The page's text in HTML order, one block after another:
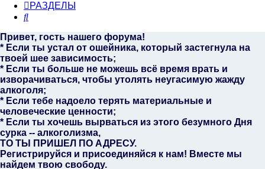
РАЗДЕЛЫ
Поиск
Привет, гость нашего форума!
* Если ты устал от ошейника, который застегнула на
твоей шее зависимость;
* Если ты больше не можешь всё время врать и
изворачиваться, чтобы утолять неугасимую жажду
алкоголя;
* Если тебе надоело терять материальные и
человеческие ценности;
* Если ты хочешь вырваться из этого безумного Дня
сурка -- алкоголизма,
ТО ТЫ ПРИШЕЛ ПО АДРЕСУ.
Регистрируйся и присоединяйся к нам! Вместе мы
найдем твою свободу.